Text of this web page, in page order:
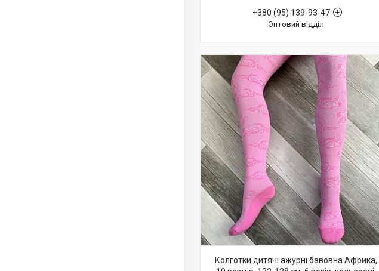
+380 (95) 139-93-47
Оптовий відділ
Колготки дитячі ажурні бавовна Африка,